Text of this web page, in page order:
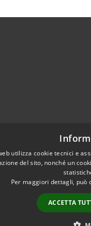
Area Interna
utilizza cookie tecnici e
del sito, nonché un
Per maggiori dettagli, può
ACCETTA